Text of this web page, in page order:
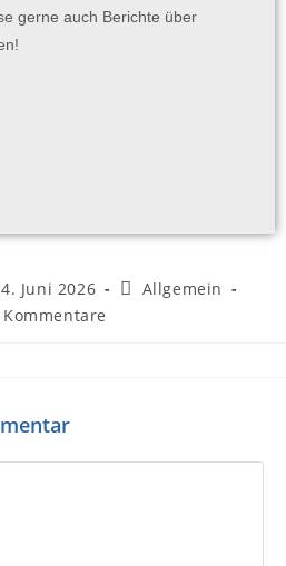
gerne auch Berichte über
!
Juni 2026
Allgemein
Kommentare